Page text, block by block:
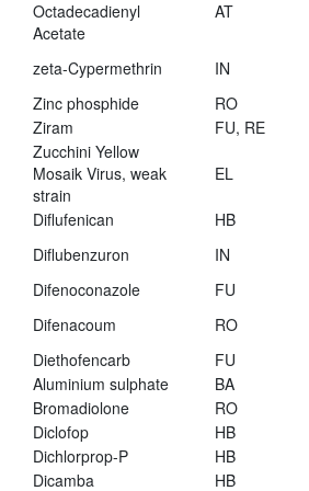
Octadecadienyl
Acetate
AT
zeta-Cypermethrin IN
Zinc phosphide
RO
Ziram
FU, RE
Zucchini Yellow
Mosaik Virus, weak
strain
EL
Diflufenican HB
Diflubenzuron
IN
Difenoconazole
FU
Difenacoum
RO
Diethofencarb
FU
Aluminium sulphate
BA
Bromadiolone
RO
Diclofop
HB
Dichlorprop-P
HB
Dicamba
HB